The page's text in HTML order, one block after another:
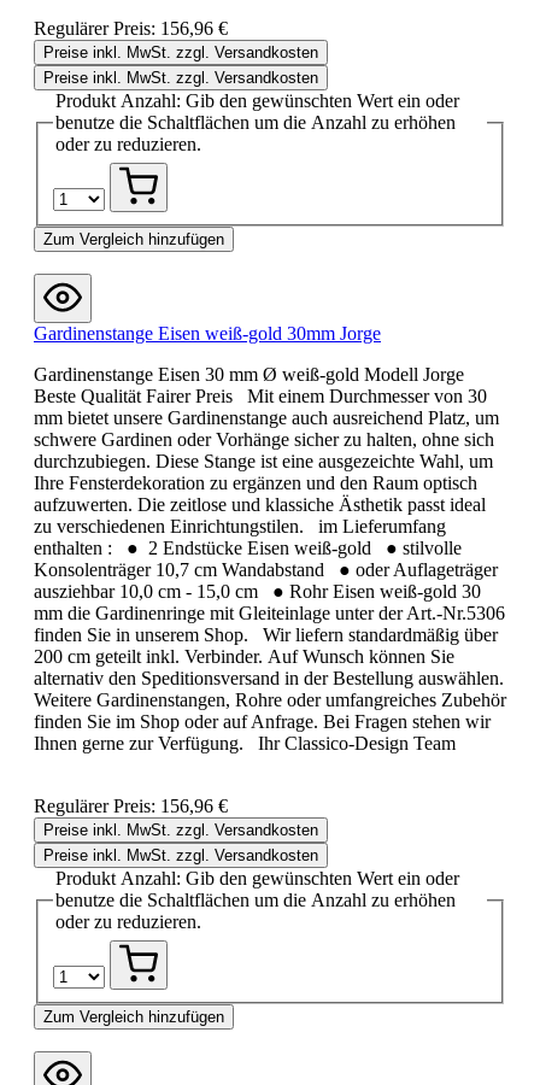
Regulärer Preis: 156,96 €
Preise inkl. MwSt. zzgl. Versandkosten
Preise inkl. MwSt. zzgl. Versandkosten
Produkt Anzahl: Gib den gewünschten Wert ein oder
benutze die Schaltflächen um die Anzahl zu erhöhen
oder zu reduzieren.
Zum Vergleich hinzufügen
Gardinenstange Eisen weiß-gold 30mm Jorge
Gardinenstange Eisen 30 mm Ø weiß-gold Modell Jorge
Beste Qualität Fairer Preis Mit einem Durchmesser von 30
mm bietet unsere Gardinenstange auch ausreichend Platz, um
schwere Gardinen oder Vorhänge sicher zu halten, ohne sich
durchzubiegen. Diese Stange ist eine ausgezeichte Wahl, um
Ihre Fensterdekoration zu ergänzen und den Raum optisch
aufzuwerten. Die zeitlose und klassiche Ästhetik passt ideal
zu verschiedenen Einrichtungstilen. im Lieferumfang
enthalten : ● 2 Endstücke Eisen weiß-gold ● stilvolle
Konsolenträger 10,7 cm Wandabstand ● oder Auflageträger
ausziehbar 10,0 cm - 15,0 cm ● Rohr Eisen weiß-gold 30
mm die Gardinenringe mit Gleiteinlage unter der Art.-Nr.5306
finden Sie in unserem Shop. Wir liefern standardmäßig über
200 cm geteilt inkl. Verbinder. Auf Wunsch können Sie
alternativ den Speditionsversand in der Bestellung auswählen.
Weitere Gardinenstangen, Rohre oder umfangreiches Zubehör
finden Sie im Shop oder auf Anfrage. Bei Fragen stehen wir
Ihnen gerne zur Verfügung. Ihr Classico-Design Team
Regulärer Preis: 156,96 €
Preise inkl. MwSt. zzgl. Versandkosten
Preise inkl. MwSt. zzgl. Versandkosten
Produkt Anzahl: Gib den gewünschten Wert ein oder
benutze die Schaltflächen um die Anzahl zu erhöhen
oder zu reduzieren.
Zum Vergleich hinzufügen